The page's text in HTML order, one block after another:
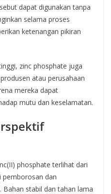
dapat digunakan tanpa
selama proses
ketenangan pikiran
zinc phosphate juga
atau perusahaan
mereka dapat
mutu dan keselamatan.
phosphate terlihat dari
pemborosan dan
Bahan stabil dan tahan lama